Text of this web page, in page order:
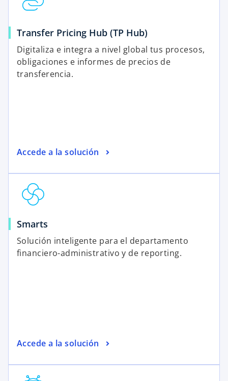
Transfer Pricing Hub (TP Hub)
Digitaliza e integra a nivel global tus procesos,
obligaciones e informes de precios de
transferencia.
Accede a la solución
Smarts
Solución inteligente para el departamento
financiero-administrativo y de reporting.
Accede a la solución